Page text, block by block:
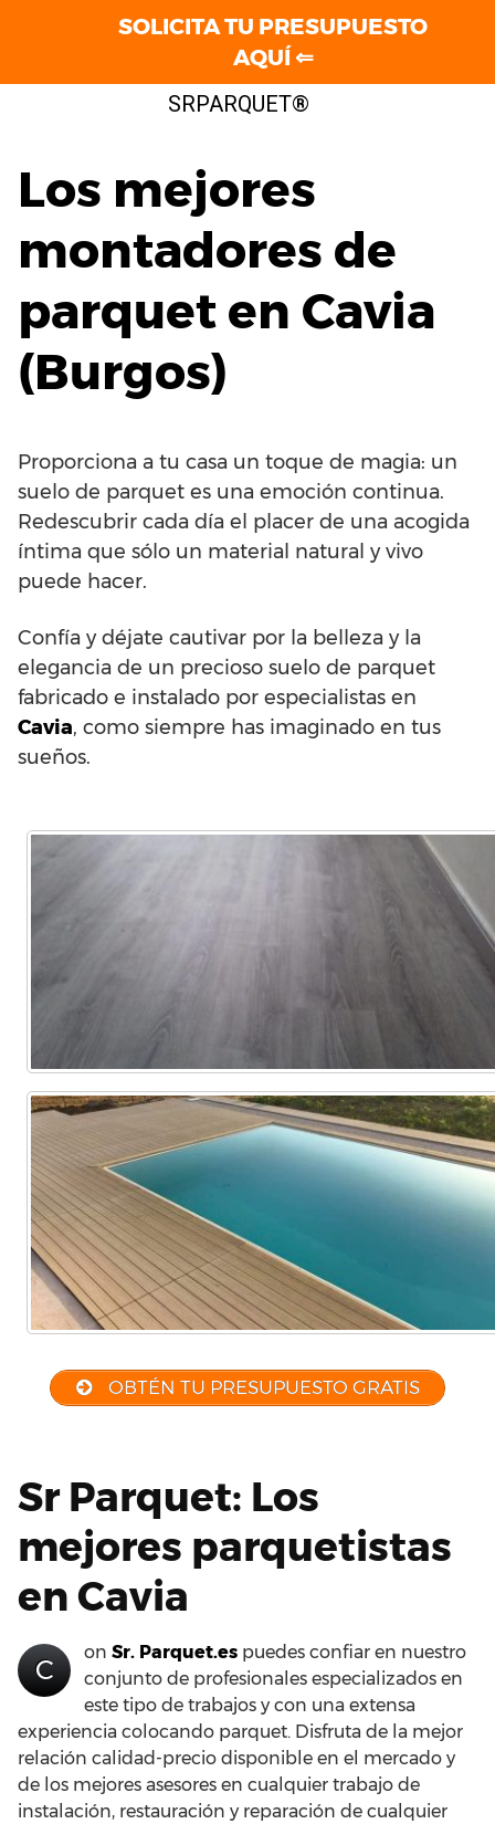
SRPARQUET®
Los mejores
montadores de
parquet en Cavia
(Burgos)
Proporciona a tu casa un toque de magia: un
suelo de parquet es una emoción continua.
Redescubrir cada día el placer de una acogida
íntima que sólo un material natural y vivo
puede hacer.
Confía y déjate cautivar por la belleza y la
elegancia de un precioso suelo de parquet
fabricado e instalado por especialistas en
Cavia, como siempre has imaginado en tus
sueños.
OBTÉN TU PRESUPUESTO GRATIS
Sr Parquet: Los
mejores parquetistas
en Cavia
C
on Sr. Parquet.es puedes confiar en nuestro
conjunto de profesionales especializados en
este tipo de trabajos y con una extensa
experiencia colocando parquet. Disfruta de la mejor
relación calidad-precio disponible en el mercado y
de los mejores asesores en cualquier trabajo de
instalación, restauración y reparación de cualquier
SOLICITA TU PRESUPUESTO
AQUÍ ⇐